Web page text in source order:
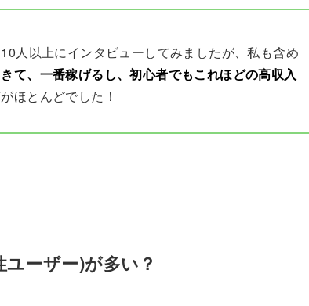
人以上にインタビューしてみましたが、私も含め
て、一番稼げるし、初心者でもこれほどの高収入
ほとんどでした！
ーザー)が多い？